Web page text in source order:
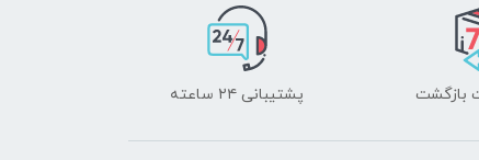
پشتیبانی ۲۴ ساعته